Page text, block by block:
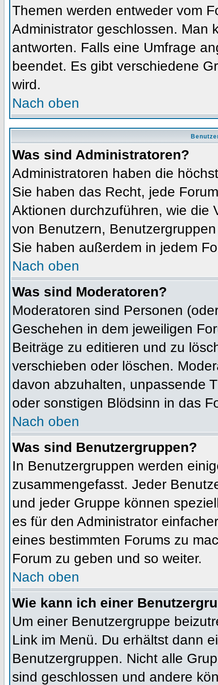
Themen werden entweder vom
Administrator geschlossen. Man
antworten. Falls eine Umfrage
beendet. Es gibt verschiedene
wird.
Nach oben
Was sind Administratoren?
Administratoren haben die
Sie haben das Recht, jede
Aktionen durchzuführen, wie die
von Benutzern,
Sie haben außerdem in jedem
Nach oben
Was sind Moderatoren?
Moderatoren sind Personen
Geschehen in dem jeweiligen
Beiträge zu editieren und zu
verschieben oder löschen.
davon abzuhalten, unpassende
oder sonstigen Blödsinn in das
Nach oben
Was sind Benutzergruppen?
In Benutzergruppen werden
zusammengefasst. Jeder
und jeder Gruppe können
es für den Administrator
eines bestimmten Forums zu
Forum zu geben und so weiter.
Nach oben
Wie kann ich einer
Um einer Benutzergruppe
Link im Menü. Du erhältst dann
Benutzergruppen. Nicht alle
sind geschlossen und andere